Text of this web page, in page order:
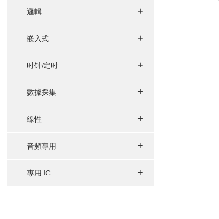
邏輯 +
+
嵌入式 +
+
时钟/定时 +
+
數據採集 +
+
線性 +
+
音頻專用 +
專用 IC +